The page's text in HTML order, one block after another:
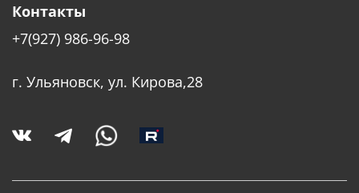
Контакты
+7(927) 986-96-98
г. Ульяновск, ул. Кирова,28